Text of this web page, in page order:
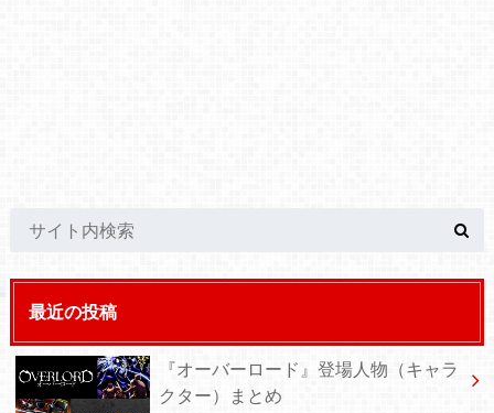
最近の投稿
『オーバーロード』登場人物（キャラ
クター）まとめ